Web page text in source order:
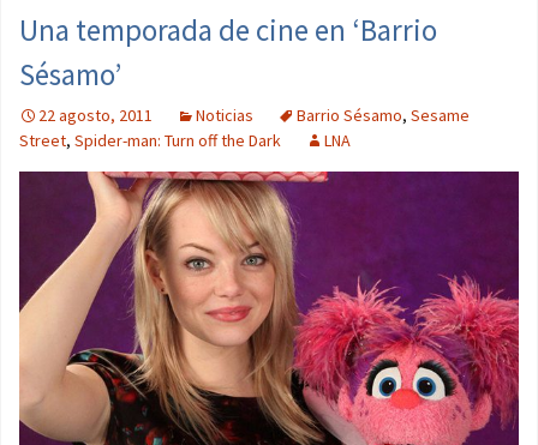
Una temporada de cine en ‘Barrio
Sésamo’
22 agosto, 2011 Noticias Barrio Sésamo, Sesame
Street, Spider-man: Turn off the Dark LNA